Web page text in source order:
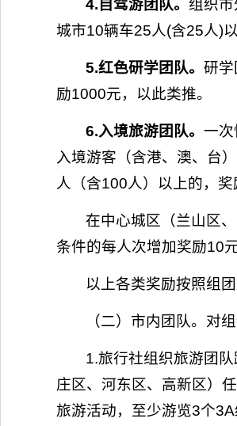
4.自驾游团队。 组织
城市10辆车25人(含25人)
5.红色研学团队。研
励1000元，以此类推。
6.入境旅游团队。一
入境游客（含港、澳、台
人（含100人）以上的，奖
在中心城区（兰山区
条件的每人次增加奖励10元
以上各类奖励按照组
（二）市内团队。对
1.旅行社组织旅游团
庄区、河东区、高新区）
旅游活动，至少游览3个